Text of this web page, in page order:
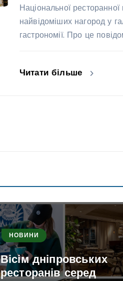
Національної
найвідоміших нагород у
гастрономії. Про це
Читати більше
НОВИНИ
Вісім дніпровських
ресторанів серед